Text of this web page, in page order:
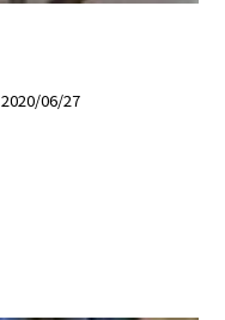
2020/06/27